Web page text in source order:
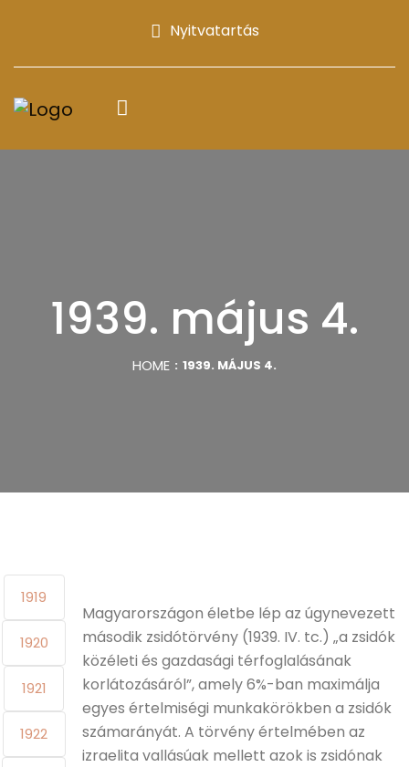
Nyitvatartás
1939. május 4.
HOME 1939. MÁJUS 4.
1919
1920
1921
1922
Magyarországon életbe lép az úgynevezett
második zsidótörvény (1939. IV. tc.) „a zsidók
közéleti és gazdasági térfoglalásának
korlátozásáról”, amely 6%-ban maximálja
egyes értelmiségi munkakörökben a zsidók
számarányát. A törvény értelmében az
izraelita vallásúak mellett azok is zsidónak